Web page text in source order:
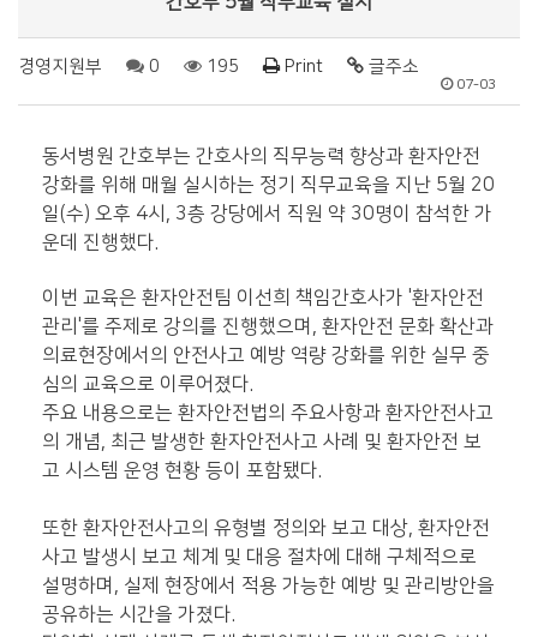
경영지원부 0 195 Print 글주소
07-03
동서병원 간호부는 간호사의 직무능력 향상과 환자안전
강화를 위해 매월 실시하는 정기 직무교육을 지난 5월 20
일(수) 오후 4시, 3층 강당에서 직원 약 30명이 참석한 가
운데 진행했다.
이번 교육은 환자안전팀 이선희 책임간호사가 '환자안전
관리'를 주제로 강의를 진행했으며, 환자안전 문화 확산과
의료현장에서의 안전사고 예방 역량 강화를 위한 실무 중
심의 교육으로 이루어졌다.
주요 내용으로는 환자안전법의 주요사항과 환자안전사고
의 개념, 최근 발생한 환자안전사고 사례 및 환자안전 보
고 시스템 운영 현황 등이 포함됐다.
또한 환자안전사고의 유형별 정의와 보고 대상, 환자안전
사고 발생시 보고 체계 및 대응 절차에 대해 구체적으로
설명하며, 실제 현장에서 적용 가능한 예방 및 관리방안을
공유하는 시간을 가졌다.